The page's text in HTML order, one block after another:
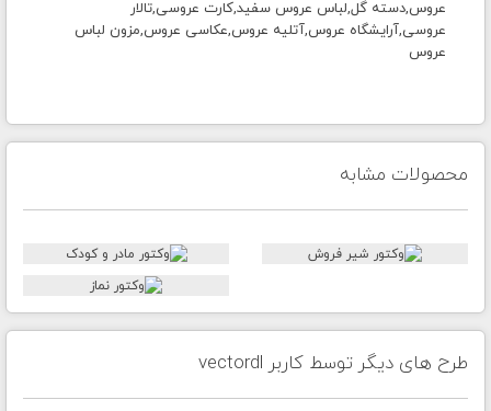
عروس,دسته گل,لباس عروس سفید,کارت عروسی,تالار
عروسی,آرایشگاه عروس,آتلیه عروس,عکاسی عروس,مزون لباس
عروس
محصولات مشابه
طرح های دیگر توسط کاربر vectordl